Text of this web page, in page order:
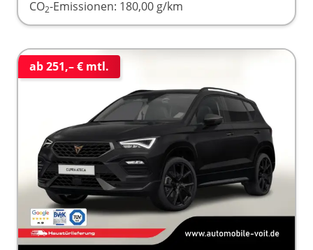
CO2-Emissionen: 180,00 g/km
ab 251,– € mtl.